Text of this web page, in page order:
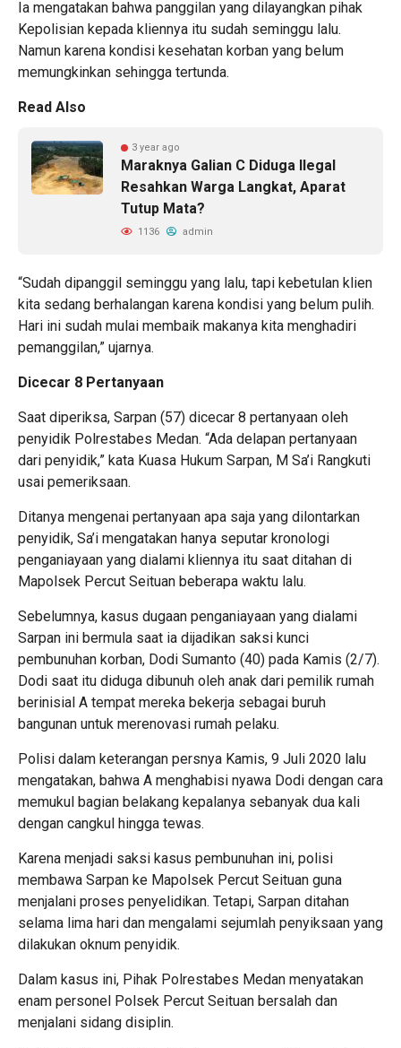
Ia mengatakan bahwa panggilan yang dilayangkan pihak
Kepolisian kepada kliennya itu sudah seminggu lalu.
Namun karena kondisi kesehatan korban yang belum
memungkinkan sehingga tertunda.
Read Also
3 year ago
Maraknya Galian C Diduga Ilegal
Resahkan Warga Langkat, Aparat
Tutup Mata?
1136 admin
“Sudah dipanggil seminggu yang lalu, tapi kebetulan klien
kita sedang berhalangan karena kondisi yang belum pulih.
Hari ini sudah mulai membaik makanya kita menghadiri
pemanggilan,” ujarnya.
Dicecar 8 Pertanyaan
Saat diperiksa, Sarpan (57) dicecar 8 pertanyaan oleh
penyidik Polrestabes Medan. “Ada delapan pertanyaan
dari penyidik,” kata Kuasa Hukum Sarpan, M Sa’i Rangkuti
usai pemeriksaan.
Ditanya mengenai pertanyaan apa saja yang dilontarkan
penyidik, Sa’i mengatakan hanya seputar kronologi
penganiayaan yang dialami kliennya itu saat ditahan di
Mapolsek Percut Seituan beberapa waktu lalu.
Sebelumnya, kasus dugaan penganiayaan yang dialami
Sarpan ini bermula saat ia dijadikan saksi kunci
pembunuhan korban, Dodi Sumanto (40) pada Kamis (2/7).
Dodi saat itu diduga dibunuh oleh anak dari pemilik rumah
berinisial A tempat mereka bekerja sebagai buruh
bangunan untuk merenovasi rumah pelaku.
Polisi dalam keterangan persnya Kamis, 9 Juli 2020 lalu
mengatakan, bahwa A menghabisi nyawa Dodi dengan cara
memukul bagian belakang kepalanya sebanyak dua kali
dengan cangkul hingga tewas.
Karena menjadi saksi kasus pembunuhan ini, polisi
membawa Sarpan ke Mapolsek Percut Seituan guna
menjalani proses penyelidikan. Tetapi, Sarpan ditahan
selama lima hari dan mengalami sejumlah penyiksaan yang
dilakukan oknum penyidik.
Dalam kasus ini, Pihak Polrestabes Medan menyatakan
enam personel Polsek Percut Seituan bersalah dan
menjalani sidang disiplin.